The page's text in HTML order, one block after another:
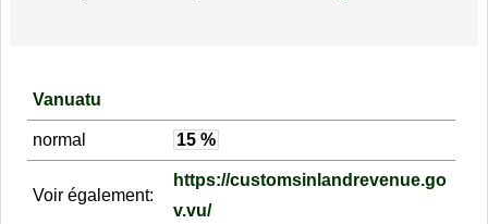
Vanuatu
normal 15 %
Voir également:
https://customsinlandrevenue.go
v.vu/